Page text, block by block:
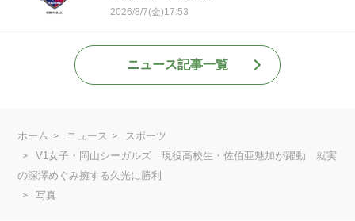
2026/8/7(金)17:53
ニュース記事一覧
ホーム ニュース
スポーツ
V1女子・岡山シーガルズ 現役高校生・佐伯亜魅加が躍動 就実
の深澤めぐみ擁する久光に勝利
写真